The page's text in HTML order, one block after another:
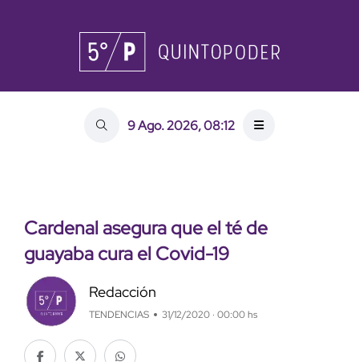
9 Ago. 2026, 08:12
Cardenal asegura que el té de
guayaba cura el Covid-19
Redacción
TENDENCIAS 31/12/2020 · 00:00 hs